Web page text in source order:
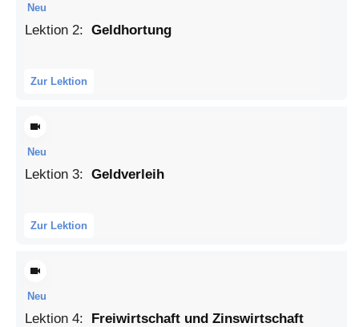
Neu
Lektion 2: Geldhortung
Zur Lektion
Neu
Lektion 3: Geldverleih
Zur Lektion
Neu
Lektion 4: Freiwirtschaft und Zinswirtschaft